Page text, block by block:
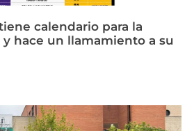
calendario para la
y hace un llamamiento a su